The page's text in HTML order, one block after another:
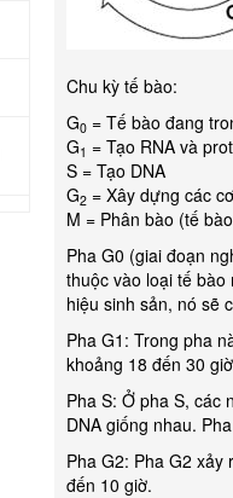
Chu kỳ tế bào:
G0 = Tế bào đang
G1 = Tạo RNA và
S = Tạo DNA
G2 = Xây dựng các
M = Phân bào (tế
Pha G0 (giai đoạn
thuộc vào loại tế
hiệu sinh sản, nó sẽ
Pha G1: Trong pha
khoảng 18 đến 30
Pha S: Ở pha S, các
DNA giống nhau.
Pha G2: Pha G2
đến 10 giờ.